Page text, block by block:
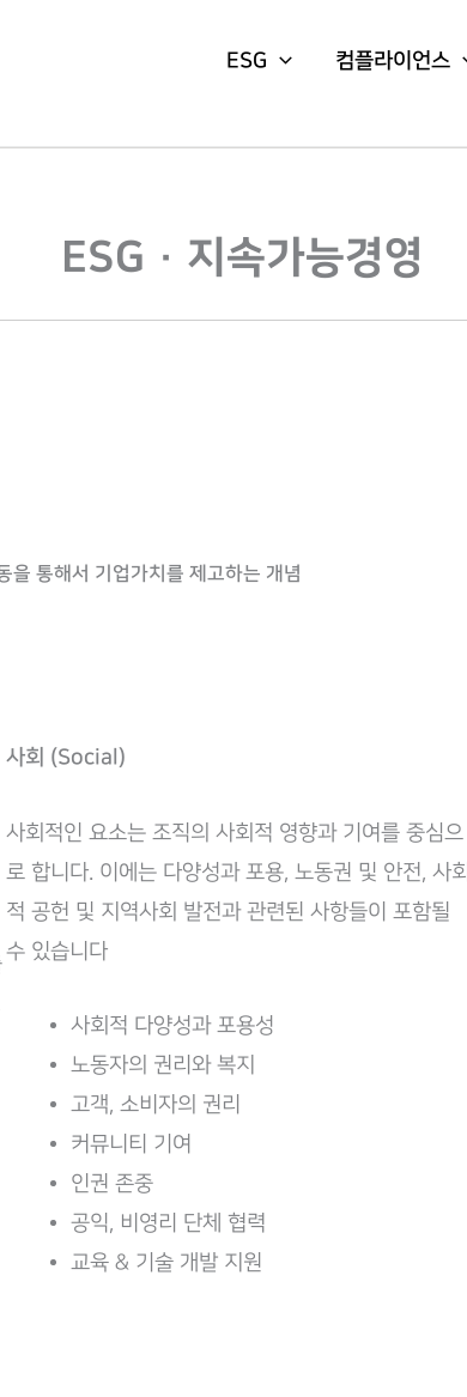
ESG 컴플라이언스
ESG · 지속가능경영
을 통해서 기업가치를 제고하는 개념
사회 (Social)
사회적인 요소는 조직의 사회적 영향과 기여를 중심으
로 합니다. 이에는 다양성과 포용, 노동권 및 안전, 사회
적 공헌 및 지역사회 발전과 관련된 사항들이 포함될
수 있습니다
사회적 다양성과 포용성
노동자의 권리와 복지
고객, 소비자의 권리
커뮤니티 기여
인권 존중
공익, 비영리 단체 협력
교육 & 기술 개발 지원